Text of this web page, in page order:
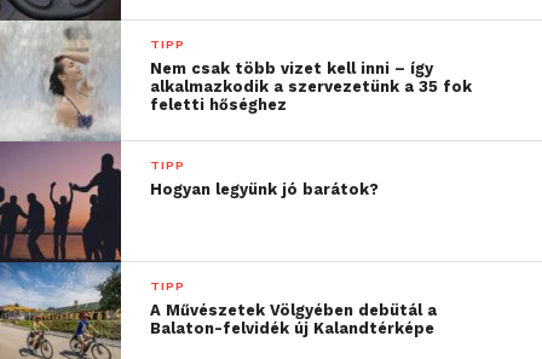
egyszerűen a
növekedésből fakad,
hanem abból, hogy
képesek legyünk jobbá
tenni a dolgokat. Úgy
gondoljuk, – és a
legfrissebb trendek is ezt
támasztják alá – hogy
ügyfeleinknek minden
TIPP
Nem csak több vizet kell inni – így
alkalmazkodik a szervezetünk a 35 fok
feletti hőséghez
TIPP
Hogyan legyünk jó barátok?
TIPP
A Művészetek Völgyében debütál a
Balaton-felvidék új Kalandtérképe